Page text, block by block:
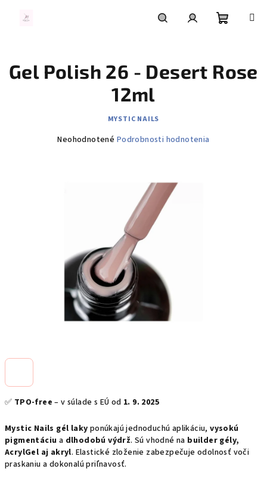
košík
✅ TPO-free – v súlade s EÚ od 1. 9. 2025
Mystic Nails gél laky ponúkajú jednoduchú aplikáciu,vysokú
pigmentáciu a dlhodobú výdrž. Sú vhodné na builder gély,
AcrylGel aj akryl. Elastické zloženie zabezpečuje odolnosť voči
praskaniu a dokonalú priľnavosť.
Gel Polish 26 - Desert Rose
12ml
MYSTIC NAILS
Priemerné
Neohodnotené Podrobnosti hodnotenia